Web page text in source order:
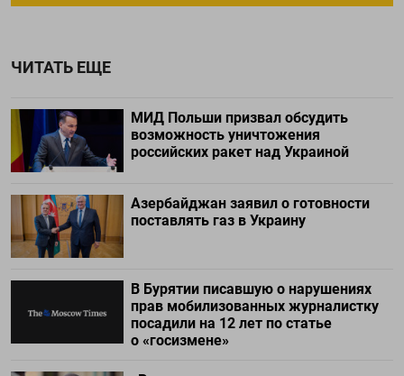
ЧИТАТЬ ЕЩЕ
МИД Польши призвал обсудить
возможность уничтожения
российских ракет над Украиной
Азербайджан заявил о готовности
поставлять газ в Украину
В Бурятии писавшую о нарушениях
прав мобилизованных журналистку
посадили на 12 лет по статье
о «госизмене»